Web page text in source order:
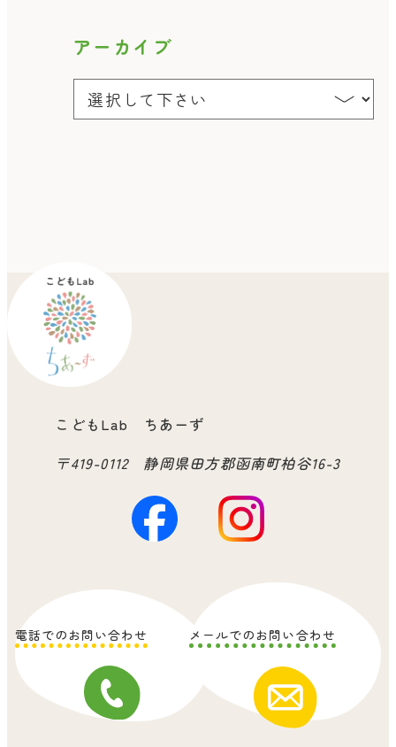
アーカイブ
こどもLab ちあーず
〒419-0112 静岡県田方郡函南町柏谷16-3
電話でのお問い合わせ メールでのお問い合わせ